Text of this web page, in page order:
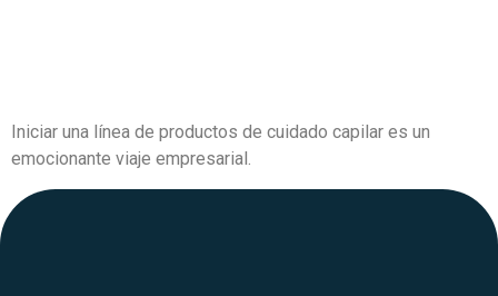
Iniciar una línea de productos de cuidado capilar es un
emocionante viaje empresarial.